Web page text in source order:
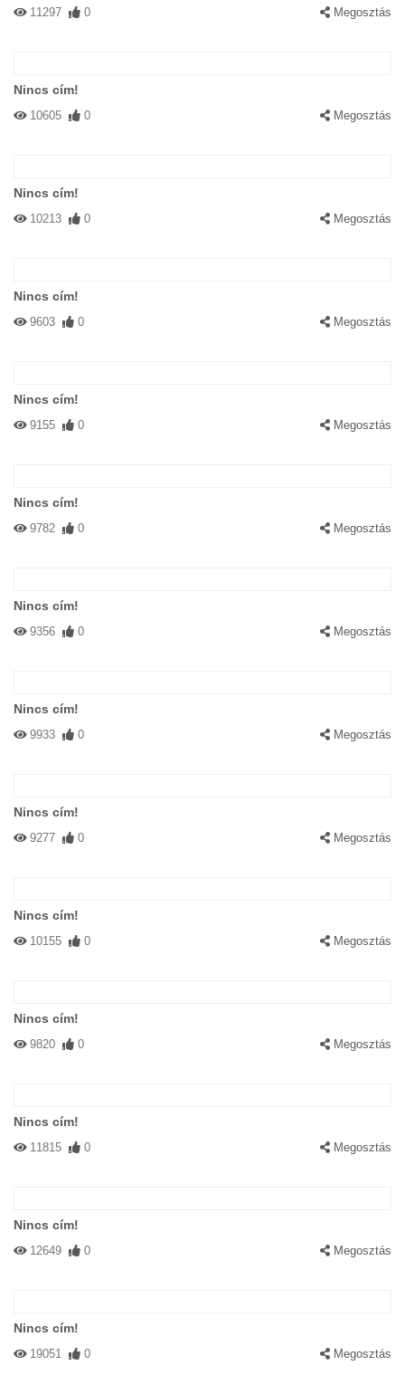
11297 0 Megosztás
Nincs cím!
10605 0 Megosztás
Nincs cím!
10213 0 Megosztás
Nincs cím!
9603 0 Megosztás
Nincs cím!
9155 0 Megosztás
Nincs cím!
9782 0 Megosztás
Nincs cím!
9356 0 Megosztás
Nincs cím!
9933 0 Megosztás
Nincs cím!
9277 0 Megosztás
Nincs cím!
10155 0 Megosztás
Nincs cím!
9820 0 Megosztás
Nincs cím!
11815 0 Megosztás
Nincs cím!
12649 0 Megosztás
Nincs cím!
19051 0 Megosztás